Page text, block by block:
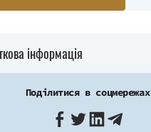
інформація
Поділитися в соцмережах